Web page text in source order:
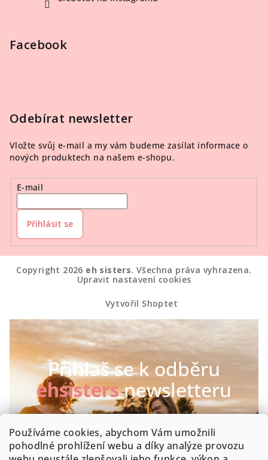
Používáme cookies, abychom Vám umožnili
pohodlné prohlížení webu a díky analýze provozu
Facebook
Odebírat newsletter
Vložte svůj e-mail a my vám budeme zasílat informace o
nových produktech na našem e-shopu.
E-mail
Přihlásit se
Copyright 2026 eh sisters. Všechna práva vyhrazena.
Upravit nastavení cookies
Vytvořil Shoptet
Přihlaš se k odběru
ehsistersnewsletteru
Chceš být první, kdo se dozví o našich novinkách a
speciálních akcích? Máme radost :-)